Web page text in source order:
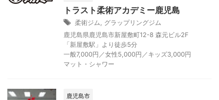
トラスト柔術アカデミー鹿児島
柔術ジム
グラップリングジム
鹿児島県鹿児島市新屋敷町12-8 森元ビル2F
「新屋敷駅」より徒歩5分
一般7,000円／女性5,000円／キッズ3,000円
マット・シャワー
鹿児島市